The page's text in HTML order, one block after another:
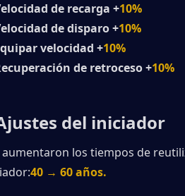
de recarga +10%
de disparo +10%
velocidad +10%
de retroceso +10%
del iniciador
aumentaron los tiempos de
40 → 60 años.